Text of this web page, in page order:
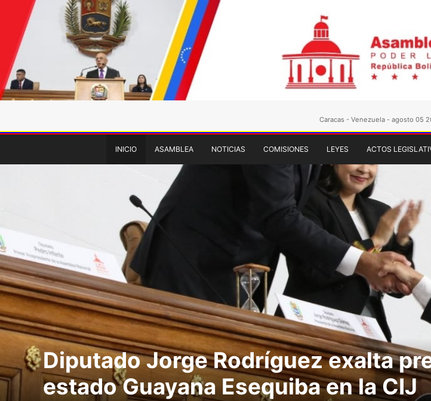
Caracas - Venezuela - agosto 05
INICIO ASAMBLEA NOTICIAS COMISIONES LEYES ACTOS
Diputado Jorge Rodríguez exalta
estado Guayana Esequiba en la CIJ